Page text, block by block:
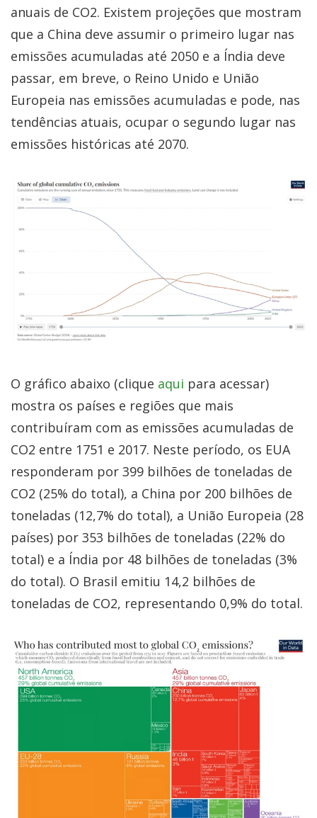
anuais de CO2. Existem projeções que mostram
que a China deve assumir o primeiro lugar nas
emissões acumuladas até 2050 e a Índia deve
passar, em breve, o Reino Unido e União
Europeia nas emissões acumuladas e pode, nas
tendências atuais, ocupar o segundo lugar nas
emissões históricas até 2070.
O gráfico abaixo (clique aqui para acessar)
mostra os países e regiões que mais
contribuíram com as emissões acumuladas de
CO2 entre 1751 e 2017. Neste período, os EUA
responderam por 399 bilhões de toneladas de
CO2 (25% do total), a China por 200 bilhões de
toneladas (12,7% do total), a União Europeia (28
países) por 353 bilhões de toneladas (22% do
total) e a Índia por 48 bilhões de toneladas (3%
do total). O Brasil emitiu 14,2 bilhões de
toneladas de CO2, representando 0,9% do total.